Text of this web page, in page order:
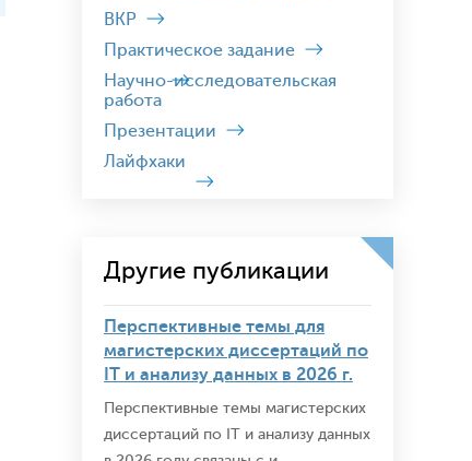
ВКР
Практическое задание
Научно-исследовательская
работа
Презентации
Лайфхаки
Другие публикации
Перспективные темы для
магистерских диссертаций по
IT и анализу данных в 2026 г.
Перспективные темы магистерских
диссертаций по IT и анализу данных